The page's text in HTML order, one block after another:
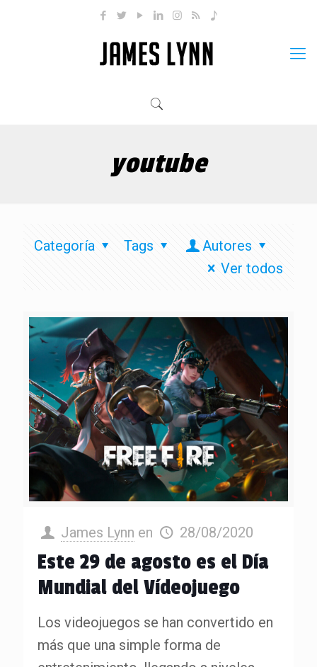
youtube
Categoría Tags
Autores
Ver todos
James Lynn en 28/08/2020
Este 29 de agosto es el Día
Mundial del Vídeojuego
Los videojuegos se han convertido en
más que una simple forma de